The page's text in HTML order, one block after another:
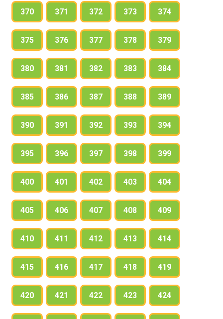
370 371 372 373 374
375 376 377 378 379
380 381 382 383 384
385 386 387 388 389
390 391 392 393 394
395 396 397 398 399
400 401 402 403 404
405 406 407 408 409
410 411 412 413 414
415 416 417 418 419
420 421 422 423 424